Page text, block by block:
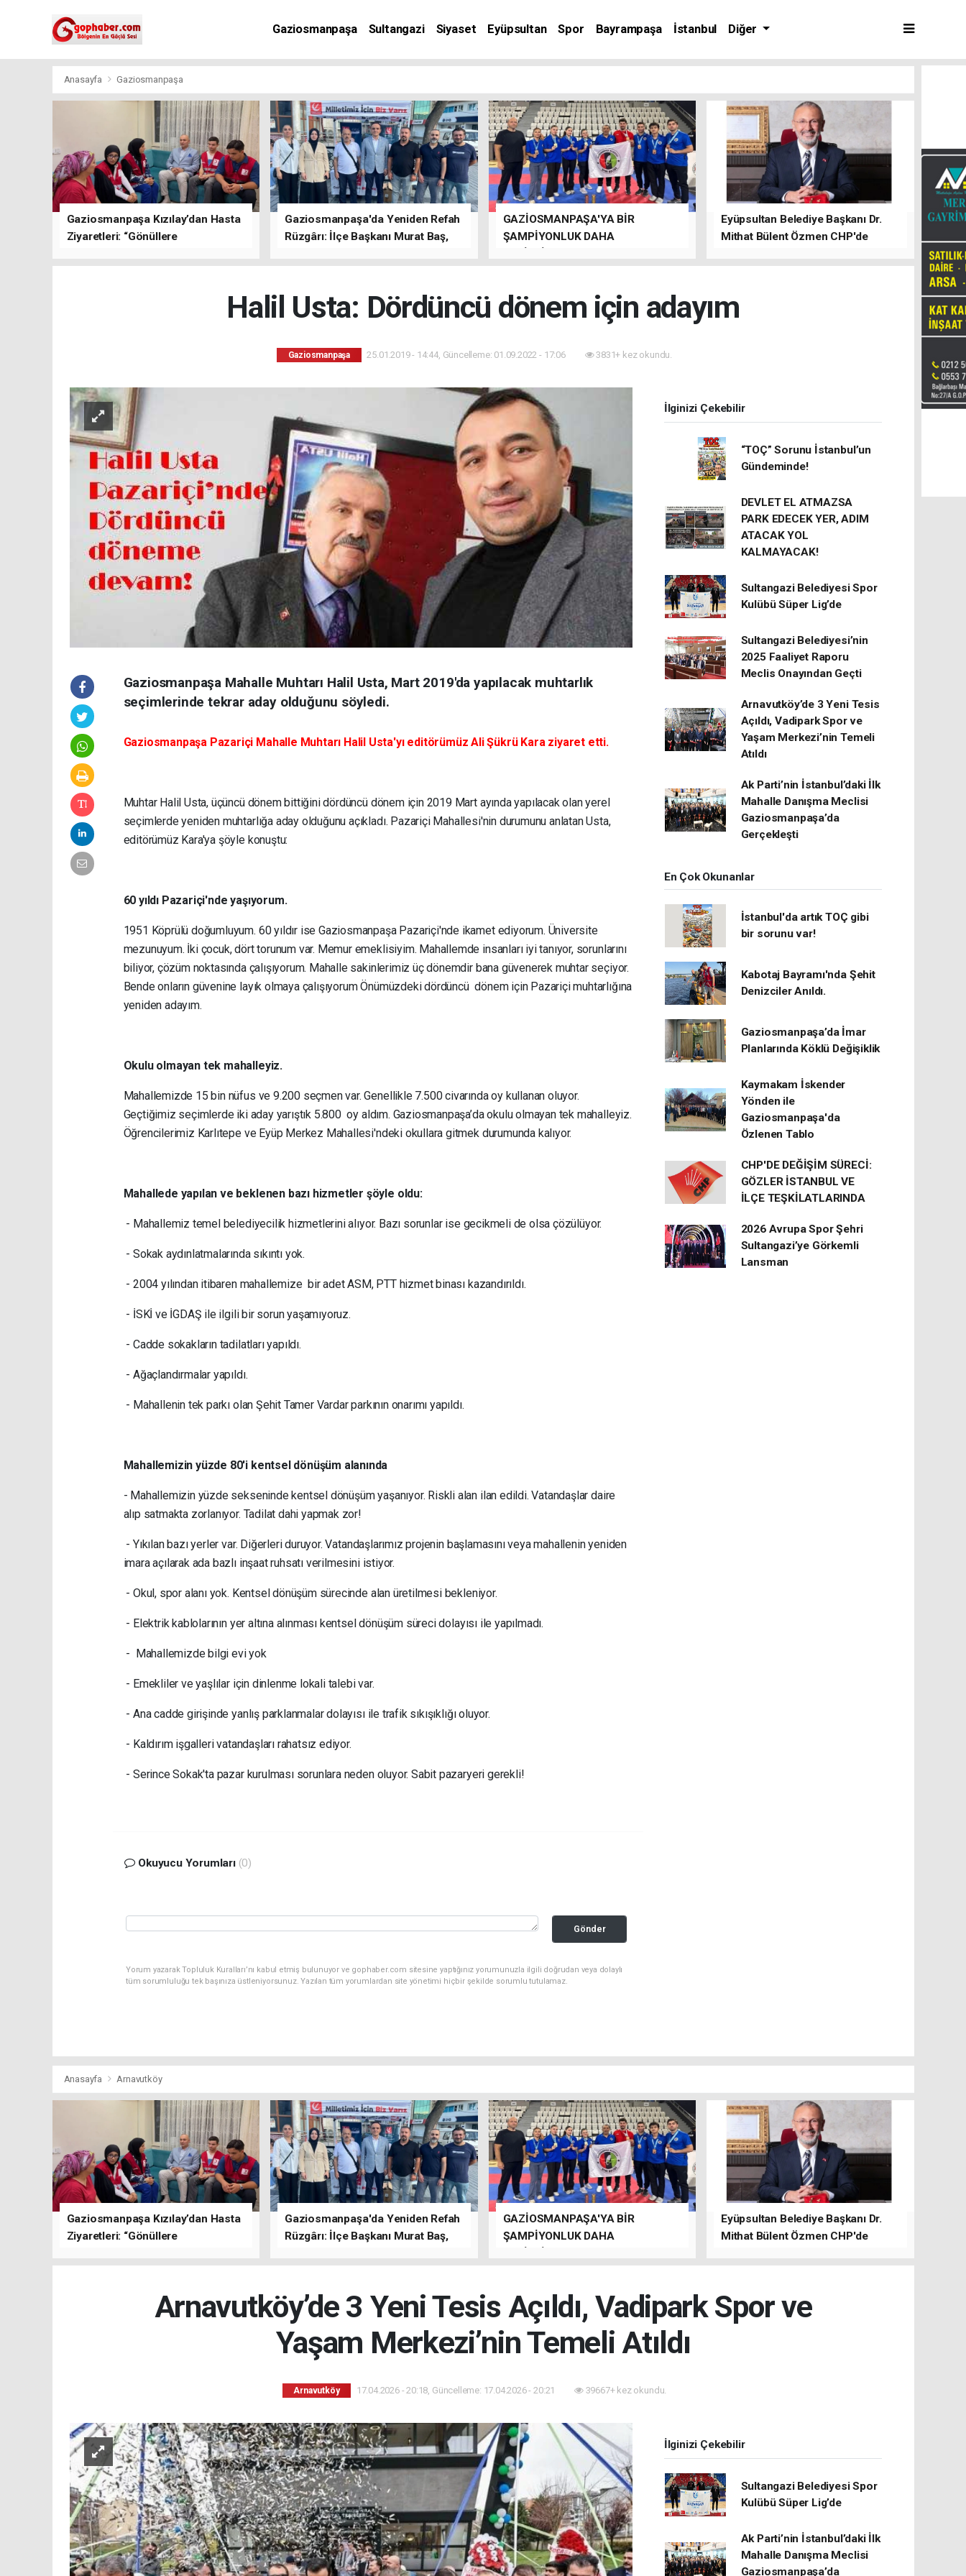
Gaziosmanpaşa Sultangazi Siyaset Eyüpsultan Spor Bayrampaşa İstanbul Diğer
Anasayfa Gaziosmanpaşa
Gaziosmanpaşa Kızılay’dan Hasta
Ziyaretleri: “Gönüllere
Gaziosmanpaşa'da Yeniden Refah
Rüzgârı: İlçe Başkanı Murat Baş,
GAZİOSMANPAŞA'YA BİR
ŞAMPİYONLUK DAHA
Eyüpsultan Belediye Başkanı Dr.
Mithat Bülent Özmen CHP'de
Halil Usta: Dördüncü dönem için adayım
Gaziosmanpaşa 25.01.2019 - 14:44, Güncelleme: 01.09.2022 - 17:06 3831+ kez okundu.
Gaziosmanpaşa Mahalle Muhtarı Halil Usta, Mart 2019'da yapılacak muhtarlık
seçimlerinde tekrar aday olduğunu söyledi.
Gaziosmanpaşa Pazariçi Mahalle Muhtarı Halil Usta'yı editörümüz Ali Şükrü Kara ziyaret etti.
Muhtar Halil Usta, üçüncü dönem bittiğini dördüncü dönem için 2019 Mart ayında yapılacak olan yerel
seçimlerde yeniden muhtarlığa aday olduğunu açıkladı. Pazariçi Mahallesi'nin durumunu anlatan Usta,
editörümüz Kara'ya şöyle konuştu:
60 yıldı Pazariçi'nde yaşıyorum.
1951 Köprülü doğumluyum. 60 yıldır ise Gaziosmanpaşa Pazariçi'nde ikamet ediyorum. Üniversite
mezunuyum. İki çocuk, dört torunum var. Memur emeklisiyim. Mahallemde insanları iyi tanıyor, sorunlarını
biliyor, çözüm noktasında çalışıyorum. Mahalle sakinlerimiz üç dönemdir bana güvenerek muhtar seçiyor.
Bende onların güvenine layık olmaya çalışıyorum Önümüzdeki dördüncü dönem için Pazariçi muhtarlığına
yeniden adayım.
Okulu olmayan tek mahalleyiz.
Mahallemizde 15 bin nüfus ve 9.200 seçmen var. Genellikle 7.500 civarında oy kullanan oluyor.
Geçtiğimiz seçimlerde iki aday yarıştık 5.800 oy aldım. Gaziosmanpaşa’da okulu olmayan tek mahalleyiz.
Öğrencilerimiz Karlıtepe ve Eyüp Merkez Mahallesi'ndeki okullara gitmek durumunda kalıyor.
Mahallede yapılan ve beklenen bazı hizmetler şöyle oldu:
- Mahallemiz temel belediyecilik hizmetlerini alıyor. Bazı sorunlar ise gecikmeli de olsa çözülüyor.
- Sokak aydınlatmalarında sıkıntı yok.
- 2004 yılından itibaren mahallemize bir adet ASM, PTT hizmet binası kazandırıldı.
- İSKİ ve İGDAŞ ile ilgili bir sorun yaşamıyoruz.
- Cadde sokakların tadilatları yapıldı.
- Ağaçlandırmalar yapıldı.
- Mahallenin tek parkı olan Şehit Tamer Vardar parkının onarımı yapıldı.
Mahallemizin yüzde 80'i kentsel dönüşüm alanında
- Mahallemizin yüzde sekseninde kentsel dönüşüm yaşanıyor. Riskli alan ilan edildi. Vatandaşlar daire
alıp satmakta zorlanıyor. Tadilat dahi yapmak zor!
- Yıkılan bazı yerler var. Diğerleri duruyor. Vatandaşlarımız projenin başlamasını veya mahallenin yeniden
imara açılarak ada bazlı inşaat ruhsatı verilmesini istiyor.
- Okul, spor alanı yok. Kentsel dönüşüm sürecinde alan üretilmesi bekleniyor.
- Elektrik kablolarının yer altına alınması kentsel dönüşüm süreci dolayısı ile yapılmadı.
- Mahallemizde bilgi evi yok
- Emekliler ve yaşlılar için dinlenme lokali talebi var.
- Ana cadde girişinde yanlış parklanmalar dolayısı ile trafik sıkışıklığı oluyor.
- Kaldırım işgalleri vatandaşları rahatsız ediyor.
- Serince Sokak'ta pazar kurulması sorunlara neden oluyor. Sabit pazaryeri gerekli!
Okuyucu Yorumları (0)
Gönder
Yorum yazarak Topluluk Kuralları’nı kabul etmiş bulunuyor ve gophaber.com sitesine yaptığınız yorumunuzla ilgili doğrudan veya dolaylı
tüm sorumluluğu tek başınıza üstleniyorsunuz. Yazılan tüm yorumlardan site yönetimi hiçbir şekilde sorumlu tutulamaz.
İlginizi Çekebilir
“TOÇ” Sorunu İstanbul’un
Gündeminde!
DEVLET EL ATMAZSA
PARK EDECEK YER, ADIM
ATACAK YOL
KALMAYACAK!
Sultangazi Belediyesi Spor
Kulübü Süper Lig’de
Sultangazi Belediyesi’nin
2025 Faaliyet Raporu
Meclis Onayından Geçti
Arnavutköy’de 3 Yeni Tesis
Açıldı, Vadipark Spor ve
Yaşam Merkezi’nin Temeli
Atıldı
Ak Parti’nin İstanbul’daki İlk
Mahalle Danışma Meclisi
Gaziosmanpaşa’da
Gerçekleşti
En Çok Okunanlar
İstanbul'da artık TOÇ gibi
bir sorunu var!
Kabotaj Bayramı'nda Şehit
Denizciler Anıldı.
Gaziosmanpaşa’da İmar
Planlarında Köklü Değişiklik
Kaymakam İskender
Yönden ile
Gaziosmanpaşa'da
Özlenen Tablo
CHP'DE DEĞİŞİM SÜRECİ:
GÖZLER İSTANBUL VE
İLÇE TEŞKİLATLARINDA
2026 Avrupa Spor Şehri
Sultangazi’ye Görkemli
Lansman
Anasayfa Arnavutköy
Gaziosmanpaşa Kızılay’dan Hasta
Ziyaretleri: “Gönüllere
Gaziosmanpaşa'da Yeniden Refah
Rüzgârı: İlçe Başkanı Murat Baş,
GAZİOSMANPAŞA'YA BİR
ŞAMPİYONLUK DAHA
Eyüpsultan Belediye Başkanı Dr.
Mithat Bülent Özmen CHP'de
Arnavutköy’de 3 Yeni Tesis Açıldı, Vadipark Spor ve
Yaşam Merkezi’nin Temeli Atıldı
Arnavutköy 17.04.2026 - 20:18, Güncelleme: 17.04.2026 - 20:21 39667+ kez okundu.
İlginizi Çekebilir
Sultangazi Belediyesi Spor
Kulübü Süper Lig’de
Ak Parti’nin İstanbul’daki İlk
Mahalle Danışma Meclisi
Gaziosmanpaşa’da